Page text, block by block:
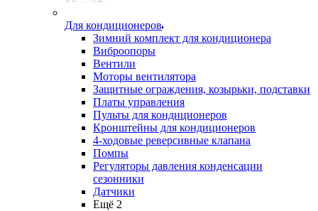
Для кондиционеров
Зимний комплект для кондиционера
Виброопоры
Вентили
Моторы вентилятора
Защитные ограждения, козырьки, подставки
Платы управления
Пульты для кондиционеров
Кронштейны для кондиционеров
4-ходовые реверсивные клапана
Помпы
Регуляторы давления конденсации
сезонники
Датчики
Ещё 2